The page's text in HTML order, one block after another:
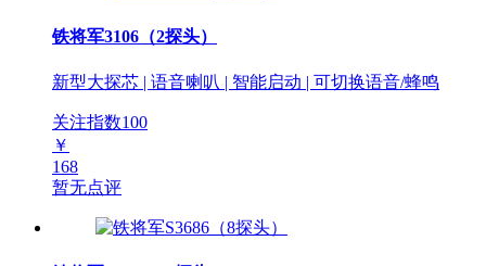
铁将军3106（2探头）
新型大探芯 | 语音喇叭 | 智能启动 | 可切换语音/蜂鸣
关注指数100
￥
168
暂无点评